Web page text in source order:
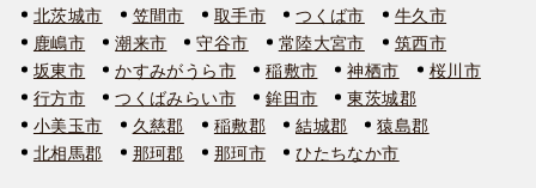
北茨城市
笠間市 取手市 つくば市
牛久市
鹿嶋市
潮来市 守谷市 常陸大宮市
筑西市
坂東市
かすみがうら市 稲敷市 神栖市
桜川市
行方市
つくばみらい市 鉾田市
東茨城郡
小美玉市
久慈郡 稲敷郡 結城郡
猿島郡
北相馬郡
那珂郡 那珂市 ひたちなか市